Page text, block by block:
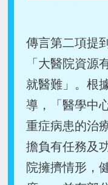
傳言第二項提
「大醫院資源
就醫難」。根
導，「醫學中
重症病患的治
擔負有任務及
院擁擠情形，